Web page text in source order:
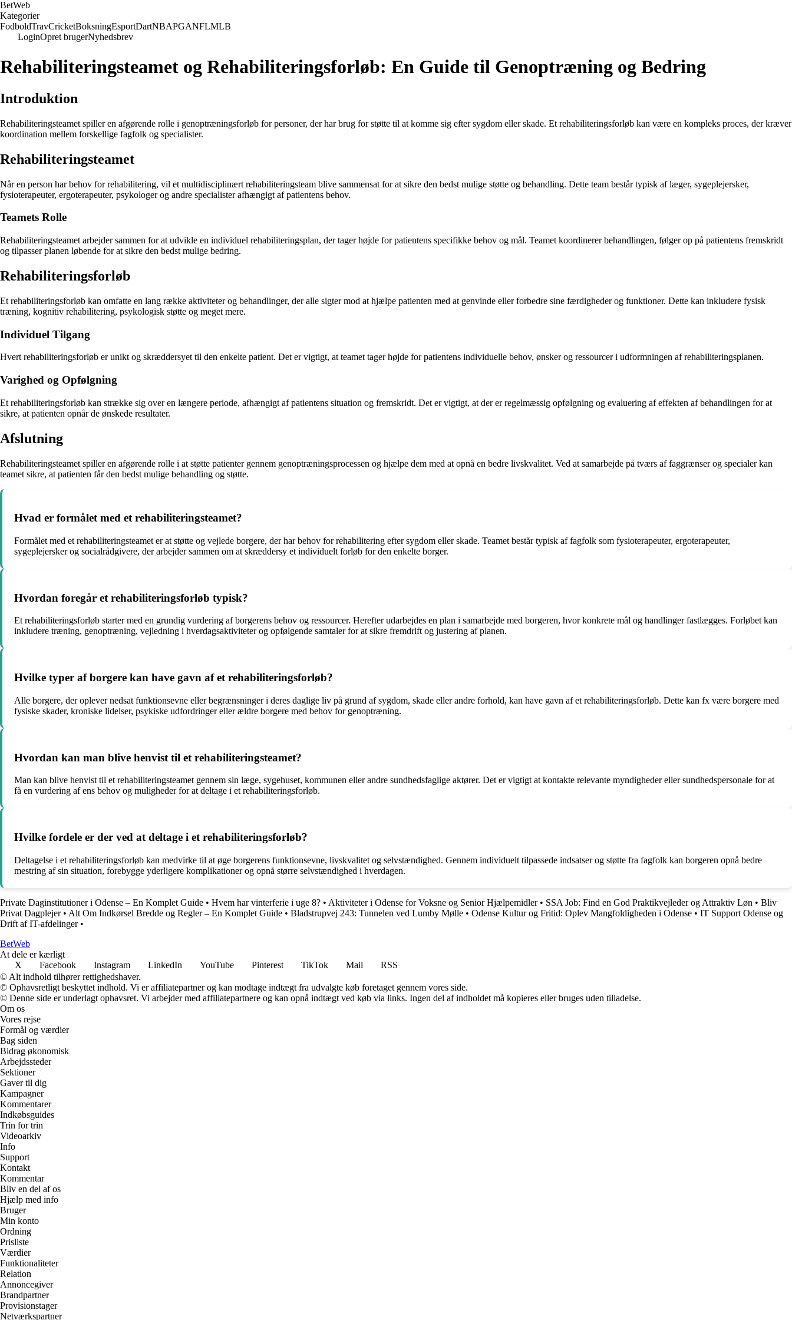
BetWeb
Kategorier
FodboldTravCricketBoksningEsportDartNBAPGANFLMLB
LoginOpret brugerNyhedsbrev
Rehabiliteringsteamet og Rehabiliteringsforløb: En Guide til Genoptræning og Bedring
Introduktion
Rehabiliteringsteamet spiller en afgørende rolle i genoptræningsforløb for personer, der har brug for støtte til at komme sig efter sygdom eller skade. Et rehabiliteringsforløb kan være en kompleks proces, der kræver
koordination mellem forskellige fagfolk og specialister.
Rehabiliteringsteamet
Når en person har behov for rehabilitering, vil et multidisciplinært rehabiliteringsteam blive sammensat for at sikre den bedst mulige støtte og behandling. Dette team består typisk af læger, sygeplejersker,
fysioterapeuter, ergoterapeuter, psykologer og andre specialister afhængigt af patientens behov.
Teamets Rolle
Rehabiliteringsteamet arbejder sammen for at udvikle en individuel rehabiliteringsplan, der tager højde for patientens specifikke behov og mål. Teamet koordinerer behandlingen, følger op på patientens fremskridt
og tilpasser planen løbende for at sikre den bedst mulige bedring.
Rehabiliteringsforløb
Et rehabiliteringsforløb kan omfatte en lang række aktiviteter og behandlinger, der alle sigter mod at hjælpe patienten med at genvinde eller forbedre sine færdigheder og funktioner. Dette kan inkludere fysisk
træning, kognitiv rehabilitering, psykologisk støtte og meget mere.
Individuel Tilgang
Hvert rehabiliteringsforløb er unikt og skræddersyet til den enkelte patient. Det er vigtigt, at teamet tager højde for patientens individuelle behov, ønsker og ressourcer i udformningen af rehabiliteringsplanen.
Varighed og Opfølgning
Et rehabiliteringsforløb kan strække sig over en længere periode, afhængigt af patientens situation og fremskridt. Det er vigtigt, at der er regelmæssig opfølgning og evaluering af effekten af behandlingen for at
sikre, at patienten opnår de ønskede resultater.
Afslutning
Rehabiliteringsteamet spiller en afgørende rolle i at støtte patienter gennem genoptræningsprocessen og hjælpe dem med at opnå en bedre livskvalitet. Ved at samarbejde på tværs af faggrænser og specialer kan
teamet sikre, at patienten får den bedst mulige behandling og støtte.
Hvad er formålet med et rehabiliteringsteamet?
Formålet med et rehabiliteringsteamet er at støtte og vejlede borgere, der har behov for rehabilitering efter sygdom eller skade. Teamet består typisk af fagfolk som fysioterapeuter, ergoterapeuter,
sygeplejersker og socialrådgivere, der arbejder sammen om at skræddersy et individuelt forløb for den enkelte borger.
Hvordan foregår et rehabiliteringsforløb typisk?
Et rehabiliteringsforløb starter med en grundig vurdering af borgerens behov og ressourcer. Herefter udarbejdes en plan i samarbejde med borgeren, hvor konkrete mål og handlinger fastlægges. Forløbet kan
inkludere træning, genoptræning, vejledning i hverdagsaktiviteter og opfølgende samtaler for at sikre fremdrift og justering af planen.
Hvilke typer af borgere kan have gavn af et rehabiliteringsforløb?
Alle borgere, der oplever nedsat funktionsevne eller begrænsninger i deres daglige liv på grund af sygdom, skade eller andre forhold, kan have gavn af et rehabiliteringsforløb. Dette kan fx være borgere med
fysiske skader, kroniske lidelser, psykiske udfordringer eller ældre borgere med behov for genoptræning.
Hvordan kan man blive henvist til et rehabiliteringsteamet?
Man kan blive henvist til et rehabiliteringsteamet gennem sin læge, sygehuset, kommunen eller andre sundhedsfaglige aktører. Det er vigtigt at kontakte relevante myndigheder eller sundhedspersonale for at
få en vurdering af ens behov og muligheder for at deltage i et rehabiliteringsforløb.
Hvilke fordele er der ved at deltage i et rehabiliteringsforløb?
Deltagelse i et rehabiliteringsforløb kan medvirke til at øge borgerens funktionsevne, livskvalitet og selvstændighed. Gennem individuelt tilpassede indsatser og støtte fra fagfolk kan borgeren opnå bedre
mestring af sin situation, forebygge yderligere komplikationer og opnå større selvstændighed i hverdagen.
Private Daginstitutioner i Odense – En Komplet Guide • Hvem har vinterferie i uge 8? • Aktiviteter i Odense for Voksne og Senior Hjælpemidler• SSA Job: Find en God Praktikvejleder og Attraktiv Løn • Bliv
Privat Dagplejer• Alt Om Indkørsel Bredde og Regler – En Komplet Guide • Bladstrupvej 243: Tunnelen ved Lumby Mølle • Odense Kultur og Fritid: Oplev Mangfoldigheden i Odense • IT Support Odense og
Drift af IT-afdelinger•
BetWeb
At dele er kærligt
X
Facebook Instagram LinkedIn YouTube Pinterest TikTok Mail
RSS
© Alt indhold tilhører rettighedshaver.
© Ophavsretligt beskyttet indhold. Vi er affiliatepartner og kan modtage indtægt fra udvalgte køb foretaget gennem vores side.
© Denne side er underlagt ophavsret. Vi arbejder med affiliatepartnere og kan opnå indtægt ved køb via links. Ingen del af indholdet må kopieres eller bruges uden tilladelse.
Om os
Vores rejse
Formål og værdier
Bag siden
Bidrag økonomisk
Arbejdssteder
Sektioner
Gaver til dig
Kampagner
Kommentarer
Indkøbsguides
Trin for trin
Videoarkiv
Info
Support
Kontakt
Kommentar
Bliv en del af os
Hjælp med info
Bruger
Min konto
Ordning
Prisliste
Værdier
Funktionaliteter
Relation
Annoncegiver
Brandpartner
Provisionstager
Netværkspartner